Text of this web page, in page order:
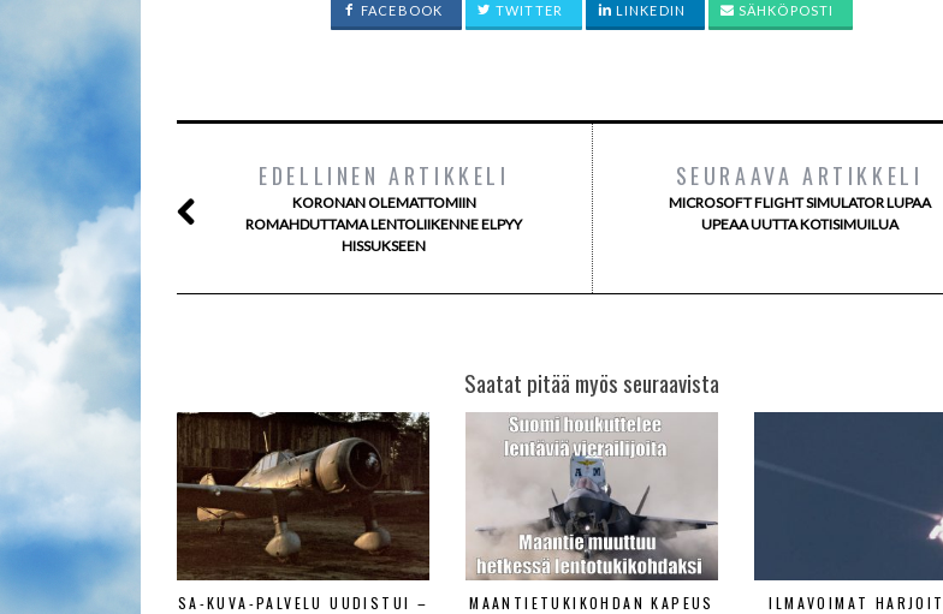
FACEBOOK TWITTER LINKEDIN SÄHKÖPOSTI
EDELLINEN ARTIKKELI
KORONAN OLEMATTOMIIN
ROMAHDUTTAMA LENTOLIIKENNE ELPYY
HISSUKSEEN
SEURAAVA ARTIKKELI
MICROSOFT FLIGHT SIMULATOR LUPAA
UPEAA UUTTA KOTISIMUILUA
Saatat pitää myös seuraavista
SA-KUVA-PALVELU UUDISTUI –
MAANTIETUKIKOHDAN KAPEUS
ILMAVOIMAT